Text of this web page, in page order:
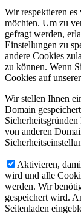
Wir respektieren
möchten. Um zu
gefragt werden,
Einstellungen zu
andere Cookies
zu können. Wenn
Cookies auf
Wir stellen Ihnen
Domain
von anderen
Aktivieren,
wird und alle
werden. Wir
gespeichert wird.
Seitenladen